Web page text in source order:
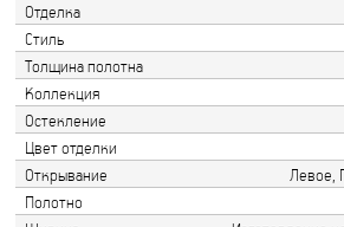
Отделка
Стиль
Толщина полотна
Коллекция
Остекление
Цвет отделки
Открывание
Левое,
Полотно